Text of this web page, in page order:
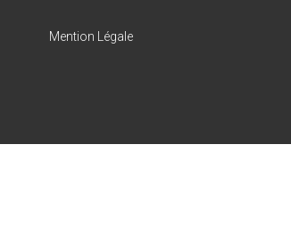
Mention Légale